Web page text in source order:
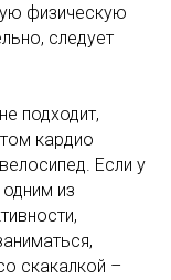
физическую
следует
подходит,
кардио
Если у
из
скакалкой –